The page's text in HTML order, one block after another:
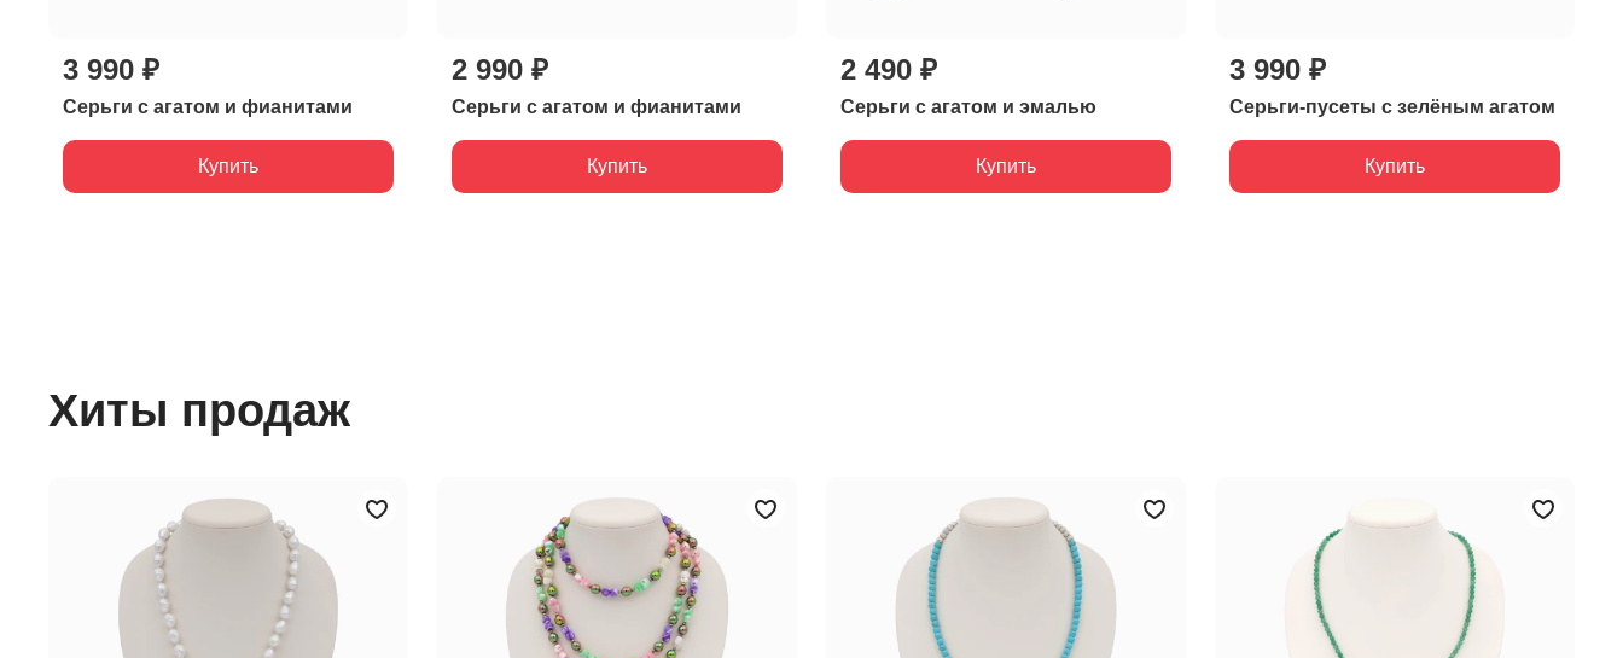
3 990 ₽
Серьги с агатом и фианитами
Купить
2 990 ₽
Серьги с агатом и фианитами
Купить
2 490 ₽
Серьги с агатом и эмалью
Купить
3 990 ₽
Серьги-пусеты с зелёным агатом
Купить
Хиты продаж